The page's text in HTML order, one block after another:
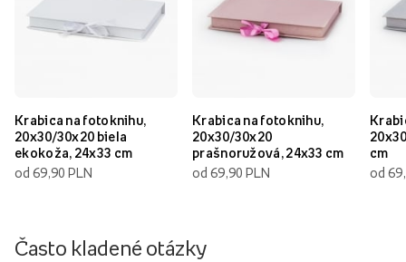
Krabica na fotoknihu,
20x30/30x20 biela
ekokoža, 24x33 cm
od 69,90 PLN
Krabica na fotoknihu,
20x30/30x20
prašnoružová, 24x33 cm
od 69,90 PLN
cm
od
Často kladené otázky